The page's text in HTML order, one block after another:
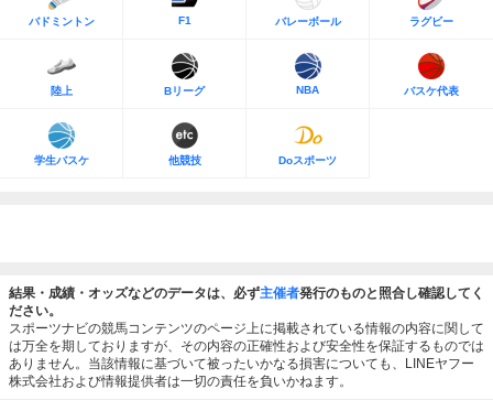
バドミントン F1 バレーボール ラグビー
陸上 Bリーグ NBA バスケ代表
学生バスケ 他競技 Doスポーツ
結果・成績・オッズなどのデータは、必ず主催者発行のものと照合し確認してく
ださい。
スポーツナビの競馬コンテンツのページ上に掲載されている情報の内容に関して
は万全を期しておりますが、その内容の正確性および安全性を保証するものでは
ありません。当該情報に基づいて被ったいかなる損害についても、LINEヤフー
株式会社および情報提供者は一切の責任を負いかねます。